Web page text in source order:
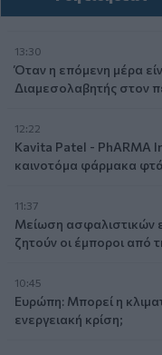
13:30
Όταν η επόμενη μέρα
Διαμεσολαβητής στον
12:22
Kavita Patel - PhARMA
καινοτόμα φάρμακα
11:37
Μείωση ασφαλιστικών
ζητούν οι έμποροι από
10:45
Ευρώπη: Μπορεί η
ενεργειακή κρίση;